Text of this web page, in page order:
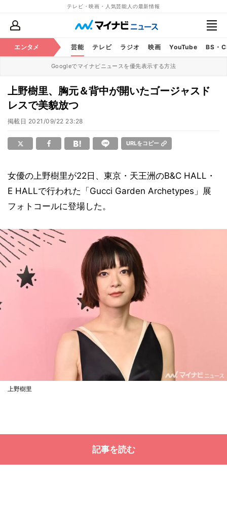
テレビ・映画・人気芸能人の最新情報
エンタメ 芸能 テレビ ラジオ 映画 YouTube BS・
Googleでマイナビニュースを優先表示する方法
上野樹里、胸元＆背中が開いたゴージャスド
レスで美貌放つ
掲載日 2021/09/22 23:28
URLをコピー
女優の上野樹里が22日、東京・天王洲のB&C HALL・
E HALLで行われた「Gucci Garden Archetypes」展
フォトコールに登場した。
上野樹里
記事を読む